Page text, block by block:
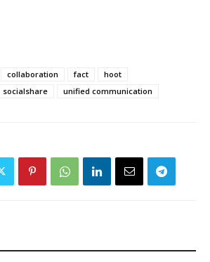
collaboration fact
hoot
socialshare unified communication